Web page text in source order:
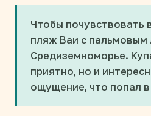
Чтобы почувствовать
пляж Ваи с пальмовым
Средиземноморье.
приятно, но и
ощущение, что попал